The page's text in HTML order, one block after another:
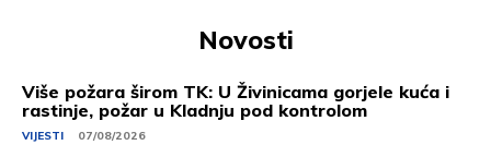
Novosti
Više požara širom TK: U Živinicama gorjele kuća i
rastinje, požar u Kladnju pod kontrolom
VIJESTI 07/08/2026